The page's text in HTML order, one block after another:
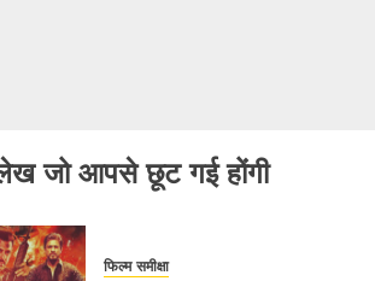
जो आपसे छूट गई होंगी
फिल्म समीक्षा